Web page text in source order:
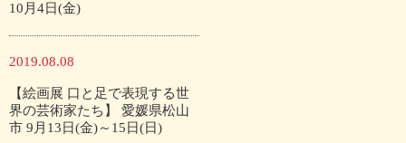
10月4日(金)
2019.08.08
【絵画展 口と足で表現する世
界の芸術家たち】 愛媛県松山
市 9月13日(金)～15日(日)